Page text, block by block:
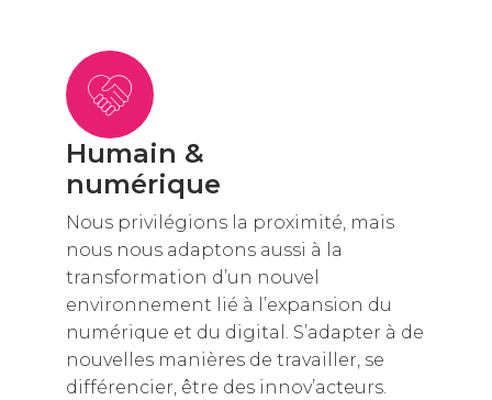
Humain &
numérique
Nous privilégions la proximité, mais
nous nous adaptons aussi à la
transformation d’un nouvel
environnement lié à l’expansion du
numérique et du digital. S’adapter à de
nouvelles manières de travailler, se
différencier, être des innov’acteurs.